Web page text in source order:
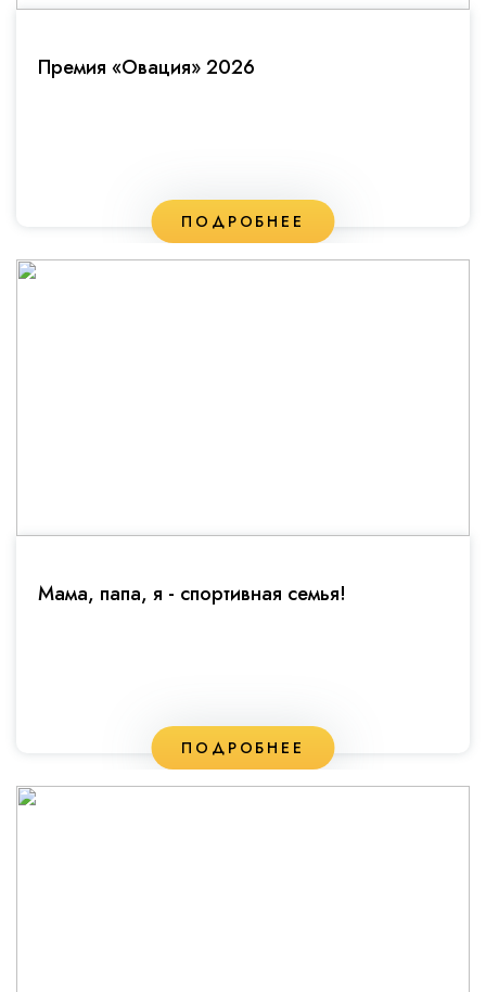
Премия «Овация» 2026
ПОДРОБНЕЕ
Мама, папа, я - спортивная семья!
ПОДРОБНЕЕ